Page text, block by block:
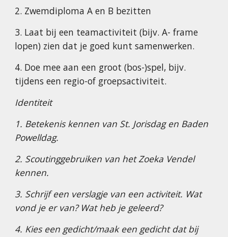
2. Zwemdiploma A en B bezitten
3. Laat bij een teamactiviteit (bijv. A- frame
lopen) zien dat je goed kunt samenwerken.
4. Doe mee aan een groot (bos-)spel, bijv.
tijdens een regio-of groepsactiviteit.
Identiteit
1. Betekenis kennen van St. Jorisdag en Baden
Powelldag.
2. Scoutinggebruiken van het Zoeka Vendel
kennen.
3. Schrijf een verslagje van een activiteit. Wat
vond je er van? Wat heb je geleerd?
4. Kies een gedicht/maak een gedicht dat bij